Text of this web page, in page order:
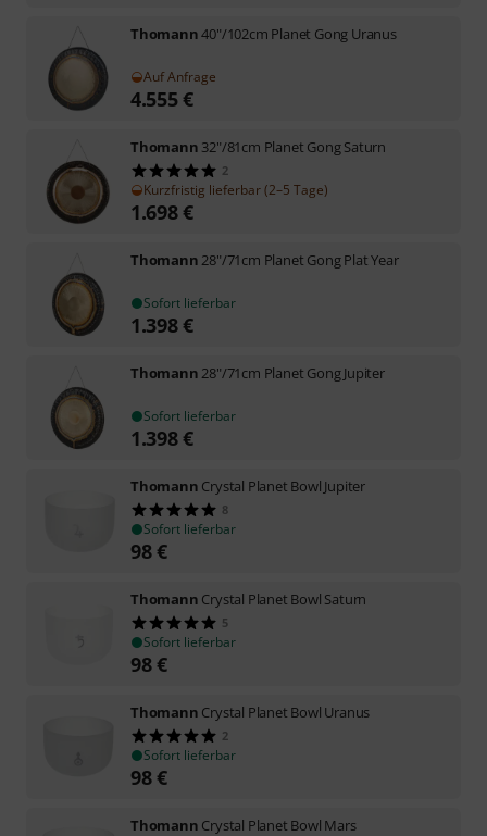
Thomann40"/102cm Planet Gong Uranus
Auf Anfrage
4.555€
Thomann 32"/81cm Planet Gong Saturn
2
Kurzfristig lieferbar (2–5 Tage)
1.698€
Thomann 28"/71cm Planet Gong Plat Year
Sofort lieferbar
1.398€
Thomann 28"/71cm Planet Gong Jupiter
Sofort lieferbar
1.398€
Thomann Crystal Planet Bowl Jupiter
8
Sofort lieferbar
98€
Thomann Crystal Planet Bowl Saturn
5
Sofort lieferbar
98€
Thomann Crystal Planet Bowl Uranus
2
Sofort lieferbar
98€
Thomann Crystal Planet Bowl Mars